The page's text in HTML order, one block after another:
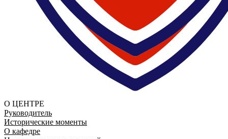
О ЦЕНТРЕ
Руководитель
Исторические моменты
О кафедре